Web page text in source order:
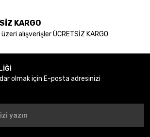
Gönder
KARGO
alışverişler ÜCRETSİZ KARGO
olmak için E-posta adresinizi